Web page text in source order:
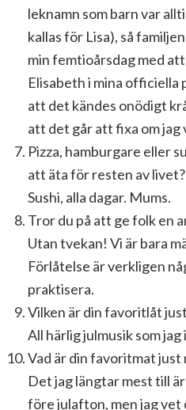
leknamn som barn var
kallas för Lisa), så
min femtioårsdag med
Elisabeth i mina officiella
att det kändes onödigt
att det går att fixa om jag
Pizza, hamburgare eller
att äta för resten av livet?
Sushi, alla dagar. Mums.
Tror du på att ge folk en
Utan tvekan! Vi är bara
Förlåtelse är verkligen
praktisera.
Vilken är din favoritlåt
All härlig julmusik som
Vad är din favoritmat just
Det jag längtar mest till
före julafton, men jag vet